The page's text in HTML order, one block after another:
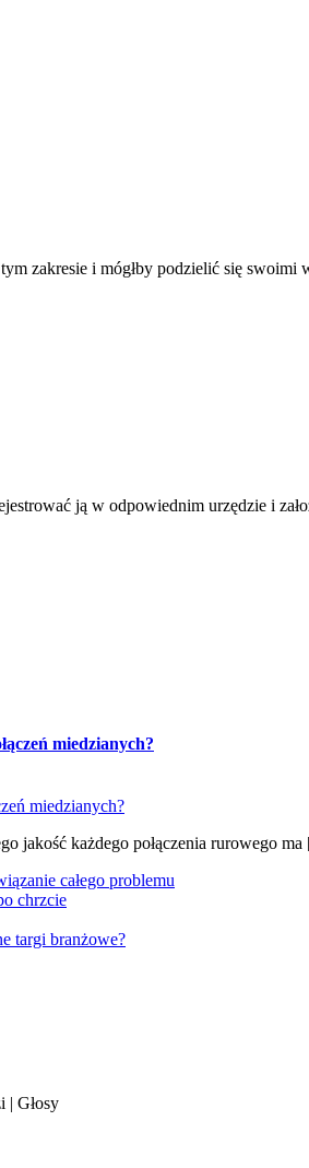
zakresie i mógłby podzielić się
ją w odpowiednim urzędzie i
miedzianych?
jakość każdego połączenia rurowego
całego problemu
chrzcie
targi branżowe?
| Głosy